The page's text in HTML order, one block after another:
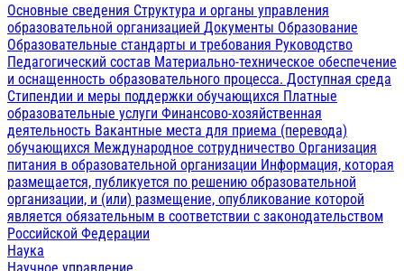
Основные сведения Структура и органы управления
образовательной организацией Документы Образование
Образовательные стандарты и требования Руководство
Педагогический состав Материально-техническое обеспечение
и оснащенность образовательного процесса. Доступная среда
Стипендии и меры поддержки обучающихся Платные
образовательные услуги Финансово-хозяйственная
деятельность Вакантные места для приема (перевода)
обучающихся Международное сотрудничество Организация
питания в образовательной организации Информация, которая
размещается, публикуется по решению образовательной
организации, и (или) размещение, опубликование которой
является обязательным в соответствии с законодательством
Российской Федерации
Наука